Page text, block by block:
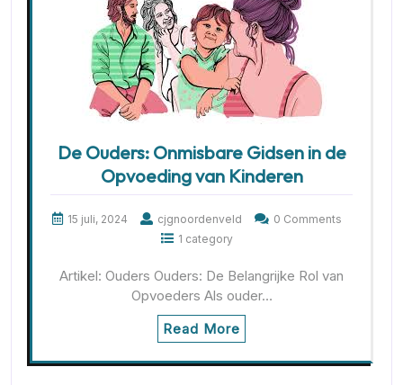
De Ouders: Onmisbare Gidsen in de
Opvoeding van Kinderen
15 juli, 2024 cjgnoordenveld
0 Comments
1 category
Artikel: Ouders Ouders: De Belangrijke Rol van
Opvoeders Als ouder…
Read More